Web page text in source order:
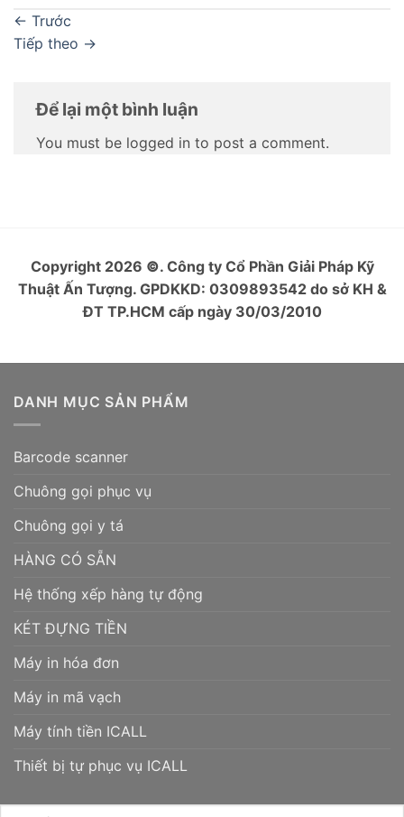
← Trước
Tiếp theo →
Để lại một bình luận
You must be logged in to post a comment.
Copyright 2026 ©. Công ty Cổ Phần Giải Pháp Kỹ
Thuật Ấn Tượng. GPDKKD: 0309893542 do sở KH &
ĐT TP.HCM cấp ngày 30/03/2010
DANH MỤC SẢN PHẨM
Barcode scanner
Chuông gọi phục vụ
Chuông gọi y tá
HÀNG CÓ SẴN
Hệ thống xếp hàng tự động
KÉT ĐỰNG TIỀN
Máy in hóa đơn
Máy in mã vạch
Máy tính tiền ICALL
Thiết bị tự phục vụ ICALL